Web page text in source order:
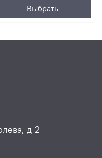
Выбрать
д 2